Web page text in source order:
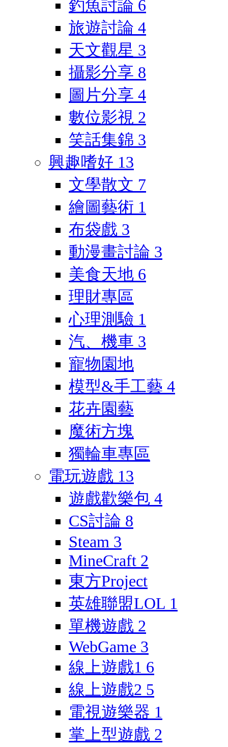
釣魚討論 6
旅遊討論 4
天文觀星 3
攝影分享 8
圖片分享 4
數位影視 2
笑話集錦 3
興趣嗜好 13
文學散文 7
繪圖藝術 1
布袋戲 3
動漫畫討論 3
美食天地 6
理財專區
心理測驗 1
汽、機車 3
寵物園地
模型&手工藝 4
花卉園藝
魔術方塊
獨輪車專區
電玩遊戲 13
遊戲歡樂包 4
CS討論 8
Steam 3
MineCraft 2
東方Project
英雄聯盟LOL 1
單機遊戲 2
WebGame 3
線上遊戲1 6
線上遊戲2 5
電視遊樂器 1
掌上型遊戲 2